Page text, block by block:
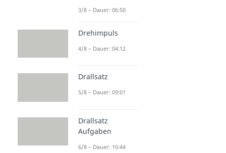
3/8 – Dauer: 06:50
Drehimpuls
4/8 – Dauer: 04:12
Drallsatz
5/8 – Dauer: 09:01
Drallsatz
Aufgaben
6/8 – Dauer: 10:44